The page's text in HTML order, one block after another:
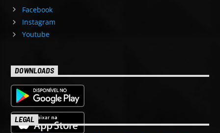
Facebook
Instagram
Youtube
DOWNLOADS
LEGAL